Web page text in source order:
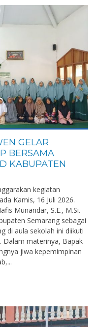
GELAR
BERSAMA
KABUPATEN
kegiatan
Kamis, 16 Juli 2026.
Munandar, S.E., M.Si.
Semarang sebagai
di aula sekolah ini diikuti
Dalam materinya, Bapak
jiwa kepemimpinan